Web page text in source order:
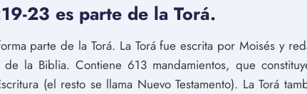
23 es parte de la Torá.
parte de la Torá. La Torá fue escrita por Moisés y
la Biblia. Contiene 613 mandamientos, que
(el resto se llama Nuevo Testamento). La Torá